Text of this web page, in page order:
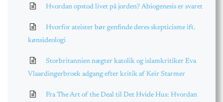
Hvordan opstod livet på jorden? Abiogenesis er svaret
Hvorfor ateister bør genfinde deres skepticisme ift.
kønsideologi
Storbritannien nægter katolik og islamkritiker Eva
Vlaardingerbroek adgang efter kritik af Keir Starmer
Fra The Art of the Deal til Det Hvide Hus: Hvordan